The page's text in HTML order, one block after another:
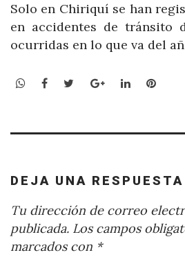
Solo en Chiriquí se han
en accidentes de tránsito
ocurridas en lo que va del
WhatsApp
Facebook
TwitterGoogle+LinkedIn
DEJA UNA RESPUESTA
Tu dirección de correo
publicada. Los campos
marcados con *